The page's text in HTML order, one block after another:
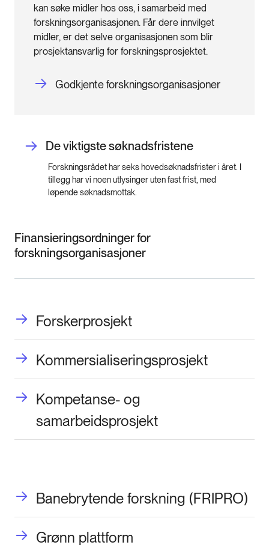
kan søke midler hos oss, i samarbeid med
forskningsorganisasjonen. Får dere innvilget
midler, er det selve organisasjonen som blir
prosjektansvarlig for forskningsprosjektet.
Godkjente forskningsorganisasjoner
De viktigste søknadsfristene
Forskningsrådet har seks hovedsøknadsfrister i året. I
tillegg har vi noen utlysinger uten fast frist, med
løpende søknadsmottak.
Finansieringsordninger for
forskningsorganisasjoner
Forskerprosjekt
Kommersialiseringsprosjekt
Kompetanse- og
samarbeidsprosjekt
Banebrytende forskning (FRIPRO)
Grønn plattform